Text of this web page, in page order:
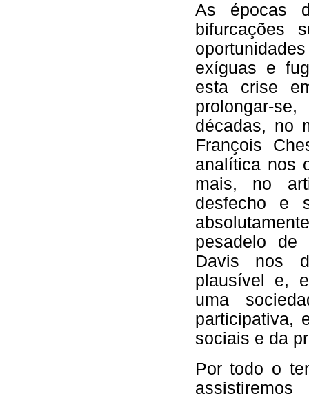
As épocas
bifurcações
exíguas e
esta crise
prolongar-
décadas, no
François
analítica nos
mais, no
desfecho e
pesadelo de
Davis nos
plausível e,
uma
participativa,
sociais e da
Por todo o